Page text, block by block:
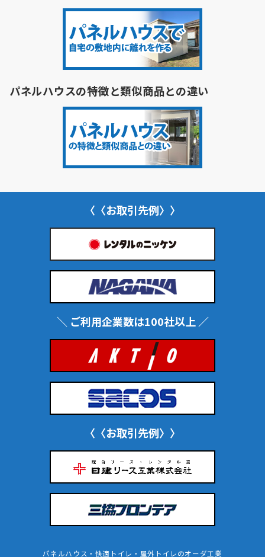
パネルハウスの特徴と類似商品との違い
〈〈お取引先例〉〉
＼ ご利用企業数は100社以上 ／
〈〈お取引先例〉〉
パネルハウス・快適トイレ・屋外トイレのオーダ工業